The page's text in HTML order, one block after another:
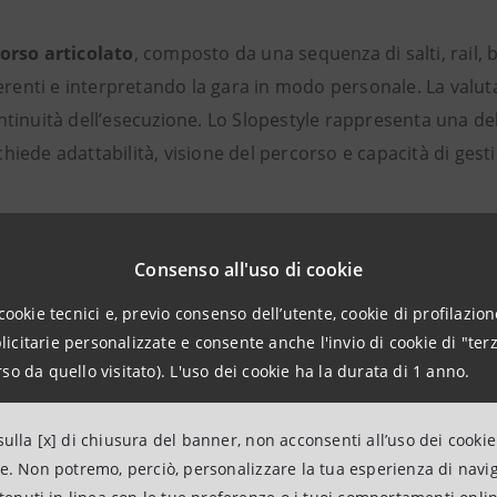
Consenso all'uso di cookie
tecnici e, previo consenso dell’utente, cookie di
personalizzate e consente anche l'invio di cookie di
da quello visitato). L'uso dei cookie ha la durata di 1 anno.
[x] di chiusura del banner, non acconsenti all’uso dei
Non potremo, perciò, personalizzare la tua esperienza di
articolato, composto da una sequenza di salti,
e interpretando la gara in modo personale. La
dell’esecuzione. Lo Slopestyle rappresenta una
adattabilità, visione del percorso e capacità di
sci freestyleè composto da termini specifici
di 1080 gradi, pari a tre giri completi in aria. Il
tra le più complesse dal punto di vista
stilistica della manovra.